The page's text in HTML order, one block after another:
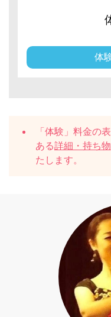
体
「体験」料金の
ある詳細・持ち物
たします。